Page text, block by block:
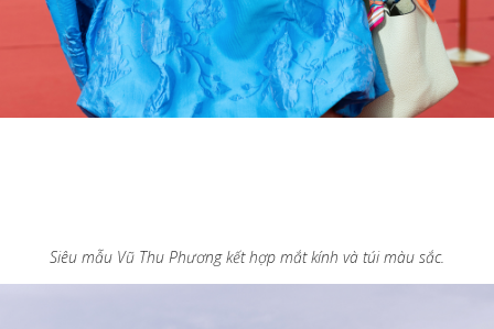
Siêu mẫu Vũ Thu Phương kết hợp mắt kính và túi màu sắc.